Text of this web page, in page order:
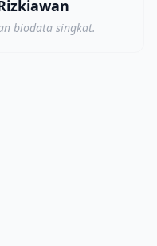
biodata singkat.